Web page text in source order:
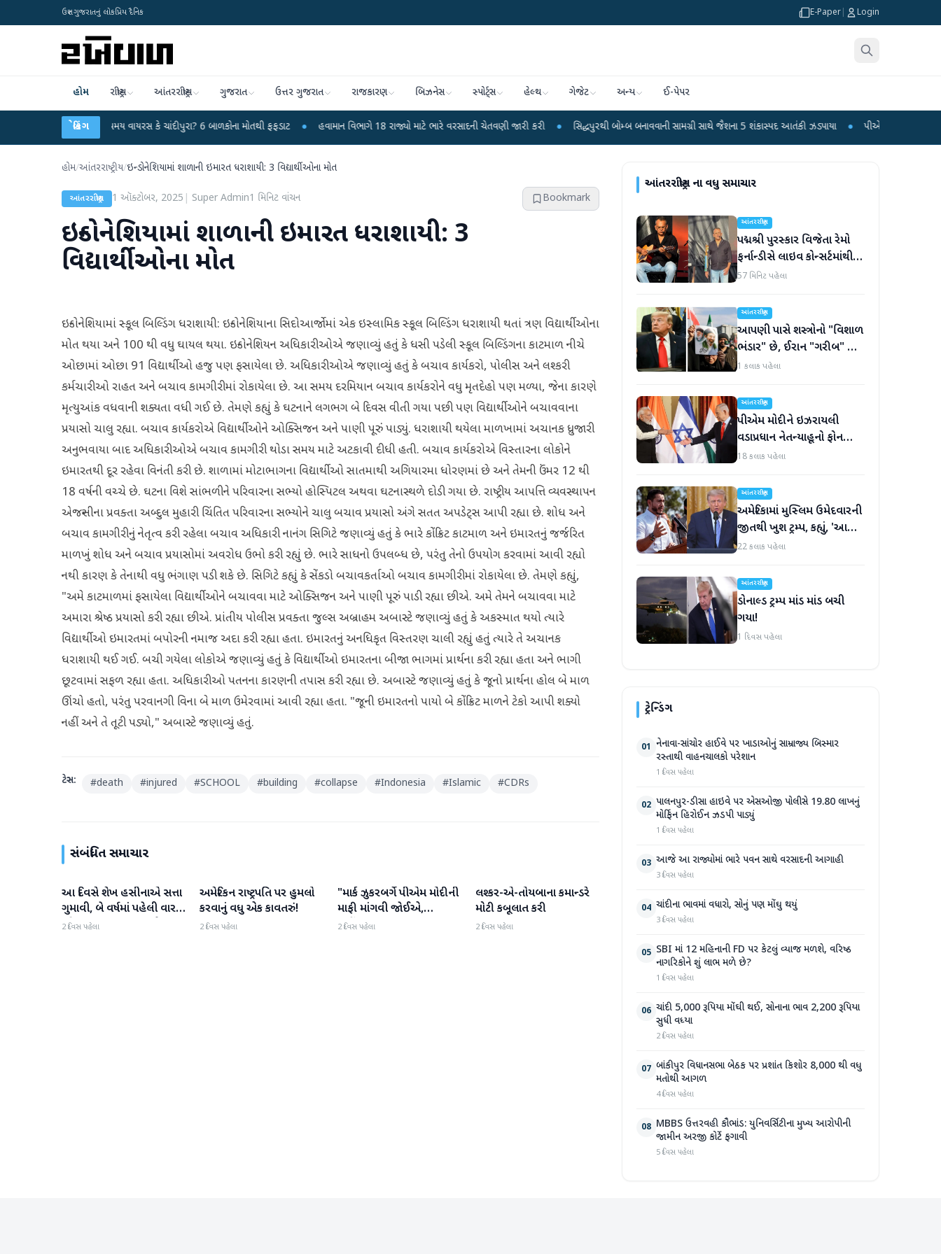
ઉત્તર ગુજરાતનું લોકપ્રિય દૈનિક E-Paper Login
હોમ રાષ્ટ્રીય આંતરરાષ્ટ્રીય ગુજરાત ઉત્તર ગુજરાત રાજકારણ બિઝનેસ સ્પોર્ટ્સ હેલ્થ ગેજેટ અન્ય ઈ-પેપર
બ્રેકિંગ
રહસ્યમય વાયરસ કે ચાંદીપુરા? 6 બાળકોના મોતથી ફફડાટ ● હવામાન વિભાગે 18 રાજ્યો માટે ભારે વરસાદની ચેતવણી જારી કરી ● સિદ્ધપુરથી બોમ્બ બનાવવાની સામગ્રી સાથે જૈશના 5 શંકાસ્પદ આતંકી ઝડપાયા ● પીએમ મોદીનું હસ્તલિખિત પોસ્ટકાર્ડ
હોમ/આંતરરાષ્ટ્રીય/ઇન્ડોનેશિયામાં શાળાની ઇમારત ધરાશાયી: 3 વિદ્યાર્થીઓના મોત
આંતરરાષ્ટ્રીય 1 ઑક્ટોબર, 2025 Super Admin1 મિનિટ વાંચન Bookmark
ઇન્ડોનેશિયામાં શાળાની ઇમારત ધરાશાયી: 3
વિદ્યાર્થીઓના મોત
ઇન્ડોનેશિયામાં સ્કૂલ બિલ્ડિંગ ધરાશાયી: ઇન્ડોનેશિયાના સિદોઆર્જોમાં એક ઇસ્લામિક સ્કૂલ બિલ્ડિંગ ધરાશાયી થતાં ત્રણ વિદ્યાર્થીઓના
મોત થયા અને 100 થી વધુ ઘાયલ થયા. ઇન્ડોનેશિયન અધિકારીઓએ જણાવ્યું હતું કે ધસી પડેલી સ્કૂલ બિલ્ડિંગના કાટમાળ નીચે
ઓછામાં ઓછા 91 વિદ્યાર્થીઓ હજુ પણ ફસાયેલા છે. અધિકારીઓએ જણાવ્યું હતું કે બચાવ કાર્યકરો, પોલીસ અને લશ્કરી
કર્મચારીઓ રાહત અને બચાવ કામગીરીમાં રોકાયેલા છે. આ સમય દરમિયાન બચાવ કાર્યકરોને વધુ મૃતદેહો પણ મળ્યા, જેના કારણે
મૃત્યુઆંક વધવાની શક્યતા વધી ગઈ છે. તેમણે કહ્યું કે ઘટનાને લગભગ બે દિવસ વીતી ગયા પછી પણ વિદ્યાર્થીઓને બચાવવાના
પ્રયાસો ચાલુ રહ્યા. બચાવ કાર્યકરોએ વિદ્યાર્થીઓને ઓક્સિજન અને પાણી પૂરું પાડ્યું. ધરાશાયી થયેલા માળખામાં અચાનક ધ્રુજારી
અનુભવાયા બાદ અધિકારીઓએ બચાવ કામગીરી થોડા સમય માટે અટકાવી દીધી હતી. બચાવ કાર્યકરોએ વિસ્તારના લોકોને
ઇમારતથી દૂર રહેવા વિનંતી કરી છે. શાળામાં મોટાભાગના વિદ્યાર્થીઓ સાતમાથી અગિયારમા ધોરણમાં છે અને તેમની ઉંમર 12 થી
18 વર્ષની વચ્ચે છે. ઘટના વિશે સાંભળીને પરિવારના સભ્યો હોસ્પિટલ અથવા ઘટનાસ્થળે દોડી ગયા છે. રાષ્ટ્રીય આપત્તિ વ્યવસ્થાપન
એજન્સીના પ્રવક્તા અબ્દુલ મુહારી ચિંતિત પરિવારના સભ્યોને ચાલુ બચાવ પ્રયાસો અંગે સતત અપડેટ્સ આપી રહ્યા છે. શોધ અને
બચાવ કામગીરીનું નેતૃત્વ કરી રહેલા બચાવ અધિકારી નાનંગ સિગિટે જણાવ્યું હતું કે ભારે કોંક્રિટ કાટમાળ અને ઇમારતનું જર્જરિત
માળખું શોધ અને બચાવ પ્રયાસોમાં અવરોધ ઉભો કરી રહ્યું છે. ભારે સાધનો ઉપલબ્ધ છે, પરંતુ તેનો ઉપયોગ કરવામાં આવી રહ્યો
નથી કારણ કે તેનાથી વધુ ભંગાણ પડી શકે છે. સિગિટે કહ્યું કે સેંકડો બચાવકર્તાઓ બચાવ કામગીરીમાં રોકાયેલા છે. તેમણે કહ્યું,
"અમે કાટમાળમાં ફસાયેલા વિદ્યાર્થીઓને બચાવવા માટે ઓક્સિજન અને પાણી પૂરું પાડી રહ્યા છીએ. અમે તેમને બચાવવા માટે
અમારા શ્રેષ્ઠ પ્રયાસો કરી રહ્યા છીએ. પ્રાંતીય પોલીસ પ્રવક્તા જુલ્સ અબ્રાહમ અબાસ્ટે જણાવ્યું હતું કે અકસ્માત થયો ત્યારે
વિદ્યાર્થીઓ ઇમારતમાં બપોરની નમાજ અદા કરી રહ્યા હતા. ઇમારતનું અનધિકૃત વિસ્તરણ ચાલી રહ્યું હતું ત્યારે તે અચાનક
ધરાશાયી થઈ ગઈ. બચી ગયેલા લોકોએ જણાવ્યું હતું કે વિદ્યાર્થીઓ ઇમારતના બીજા ભાગમાં પ્રાર્થના કરી રહ્યા હતા અને ભાગી
છૂટવામાં સફળ રહ્યા હતા. અધિકારીઓ પતનના કારણની તપાસ કરી રહ્યા છે. અબાસ્ટે જણાવ્યું હતું કે જૂનો પ્રાર્થના હોલ બે માળ
ઊંચો હતો, પરંતુ પરવાનગી વિના બે માળ ઉમેરવામાં આવી રહ્યા હતા. "જૂની ઇમારતનો પાયો બે કોંક્રિટ માળને ટેકો આપી શક્યો
નહીં અને તે તૂટી પડ્યો," અબાસ્ટે જણાવ્યું હતું.
ટેગ્સ: #death #injured #SCHOOL #building #collapse #Indonesia #Islamic #CDRs
સંબંધિત સમાચાર
આંતરરાષ્ટ્રીય
આ દિવસે શેખ હસીનાએ સત્તા
ગુમાવી, બે વર્ષમાં પહેલી વાર
દુનિયા સમક્ષ હાજર થશે
2 દિવસ પહેલા
આંતરરાષ્ટ્રીય
અમેરિકન રાષ્ટ્રપતિ પર હુમલો
કરવાનું વધુ એક કાવતરું!
2 દિવસ પહેલા
આંતરરાષ્ટ્રીય
"માર્ક ઝુકરબર્ગે પીએમ મોદીની
માફી માંગવી જોઈએ,
નહીંતર..."
2 દિવસ પહેલા
આંતરરાષ્ટ્રીય
લશ્કર-એ-તોયબાના કમાન્ડરે
મોટી કબૂલાત કરી
2 દિવસ પહેલા
આંતરરાષ્ટ્રીયના વધુ સમાચાર
આંતરરાષ્ટ્રીય
પદ્મશ્રી પુરસ્કાર વિજેતા રેમો
ફર્નાન્ડીસે લાઇવ કોન્સર્ટમાંથી
નિવૃત્તિની જાહેરાત કરી
57 મિનિટ પહેલા
આંતરરાષ્ટ્રીય
આપણી પાસે શસ્ત્રોનો "વિશાળ
ભંડાર" છે, ઈરાન "ગરીબ" છે,
ટ્રમ્પનું નિવેદન
1 કલાક પહેલા
આંતરરાષ્ટ્રીય
પીએમ મોદીને ઇઝરાયલી
વડાપ્રધાન નેતન્યાહૂનો ફોન
આવ્યો
18 કલાક પહેલા
આંતરરાષ્ટ્રીય
અમેરિકામાં મુસ્લિમ ઉમેદવારની
જીતથી ખુશ ટ્રમ્પ, કહ્યું, 'આ
અમારા માટે સારા સમાચાર છે'
22 કલાક પહેલા
આંતરરાષ્ટ્રીય
ડોનાલ્ડ ટ્રમ્પ માંડ માંડ બચી
ગયા!
1 દિવસ પહેલા
ટ્રેન્ડિંગ
01 નેનાવા-સાંચોર હાઈવે પર ખાડાઓનું સામ્રાજ્ય બિસ્માર
રસ્તાથી વાહનચાલકો પરેશાન
1 દિવસ પહેલા
02 પાલનપુર-ડીસા હાઇવે પર એસઓજી પોલીસે 19.80 લાખનું
મોર્ફિન હિરોઈન ઝડપી પાડ્યું
1 દિવસ પહેલા
03 આજે આ રાજ્યોમાં ભારે પવન સાથે વરસાદની આગાહી
3 દિવસ પહેલા
04 ચાંદીના ભાવમાં વધારો, સોનું પણ મોંઘુ થયું
3 દિવસ પહેલા
05 SBI માં 12 મહિનાની FD પર કેટલું વ્યાજ મળશે, વરિષ્ઠ
નાગરિકોને શું લાભ મળે છે?
1 દિવસ પહેલા
06 ચાંદી 5,000 રૂપિયા મોંઘી થઈ, સોનાના ભાવ 2,200 રૂપિયા
સુધી વધ્યા
2 દિવસ પહેલા
07 બાંકીપુર વિધાનસભા બેઠક પર પ્રશાંત કિશોર 8,000 થી વધુ
મતોથી આગળ
4 દિવસ પહેલા
08 MBBS ઉત્તરવહી કૌભાંડ: યુનિવર્સિટીના મુખ્ય આરોપીની
જામીન અરજી કોર્ટે ફગાવી
5 દિવસ પહેલા